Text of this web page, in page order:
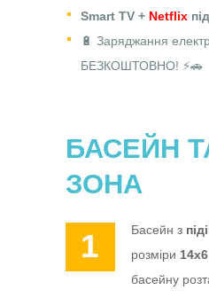
Smart TV + Netflix
🔋 Заряджання
БЕЗКОШТОВНО! ⚡🚗
БАСЕЙН
ЗОНА
1 Басейн з
розміри 14х6
басейну